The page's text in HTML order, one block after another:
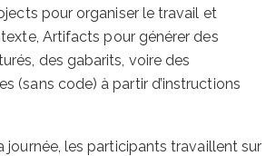
pour organiser le travail et
Artifacts pour générer des
des gabarits, voire des
(sans code) à partir d’instructions
journée, les participants travaillent sur